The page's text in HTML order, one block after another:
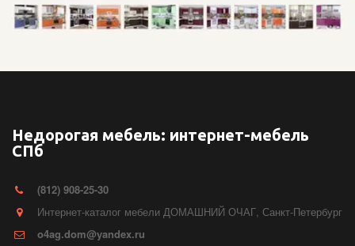
Недорогая мебель: интернет-мебель
СПб
(812) 908-25-30
Интернет-каталог мебели ДОМАШНИЙ ОЧАГ, Санкт-Петербург
o4ag.dom@yandex.ru